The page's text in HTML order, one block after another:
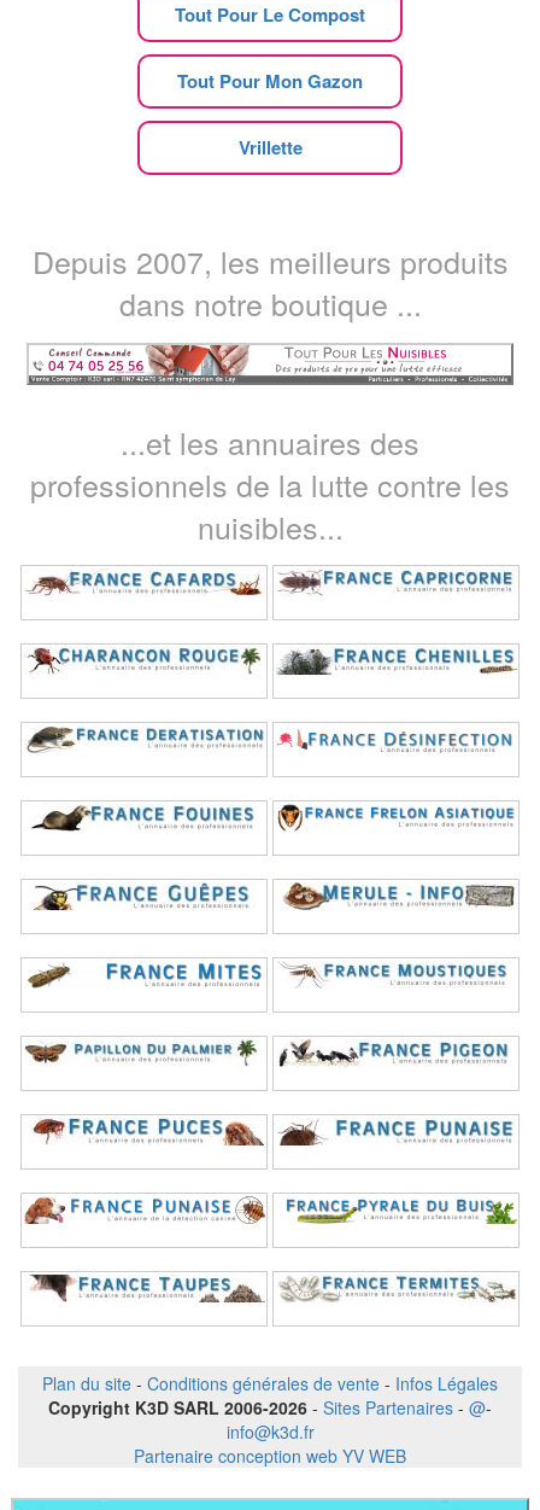
Tout Pour Le Compost
Tout Pour Mon Gazon
Vrillette
Depuis 2007, les meilleurs produits
dans notre boutique ...
...et les annuaires des
professionnels de la lutte contre les
nuisibles...
Plan du site - Conditions générales de vente - Infos Légales
Copyright K3D SARL 2006-2026 - Sites Partenaires - @-
info@k3d.fr
Partenaire conception web YV WEB